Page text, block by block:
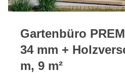
Gartenbüro
34 mm +
m, 9 m²